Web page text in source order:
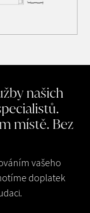
našich
místě. Bez
vašeho
doplatek